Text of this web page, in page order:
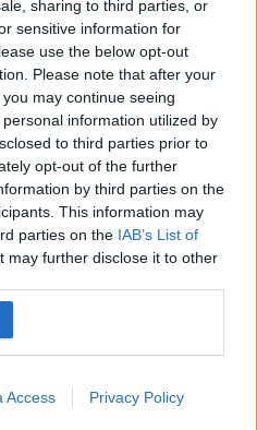
sharing to third parties, or
sensitive information for
use the below opt-out
Please note that after your
may continue seeing
information utilized by
to third parties prior to
opt-out of the further
by third parties on the
This information may
parties on the IAB’s List of
may further disclose it to other
Access Privacy Policy
αλλαγής, που
την καύση άνθρακα,
σημειώνουν οι
ότι εφεξής
να γίνουν πιο
και πιο έντονα.
/ photo:pixabay